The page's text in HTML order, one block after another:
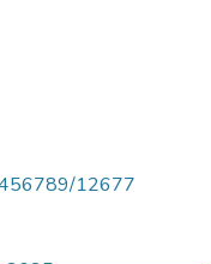
12677